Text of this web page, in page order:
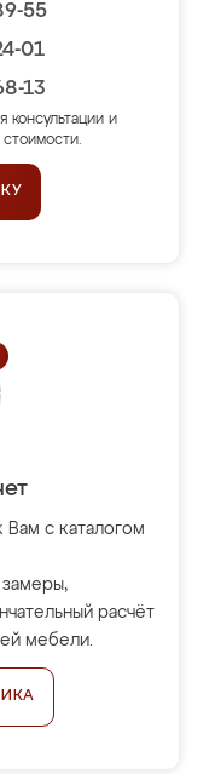
55
01
13
консультации и
с каталогом
расчёт
мебели.